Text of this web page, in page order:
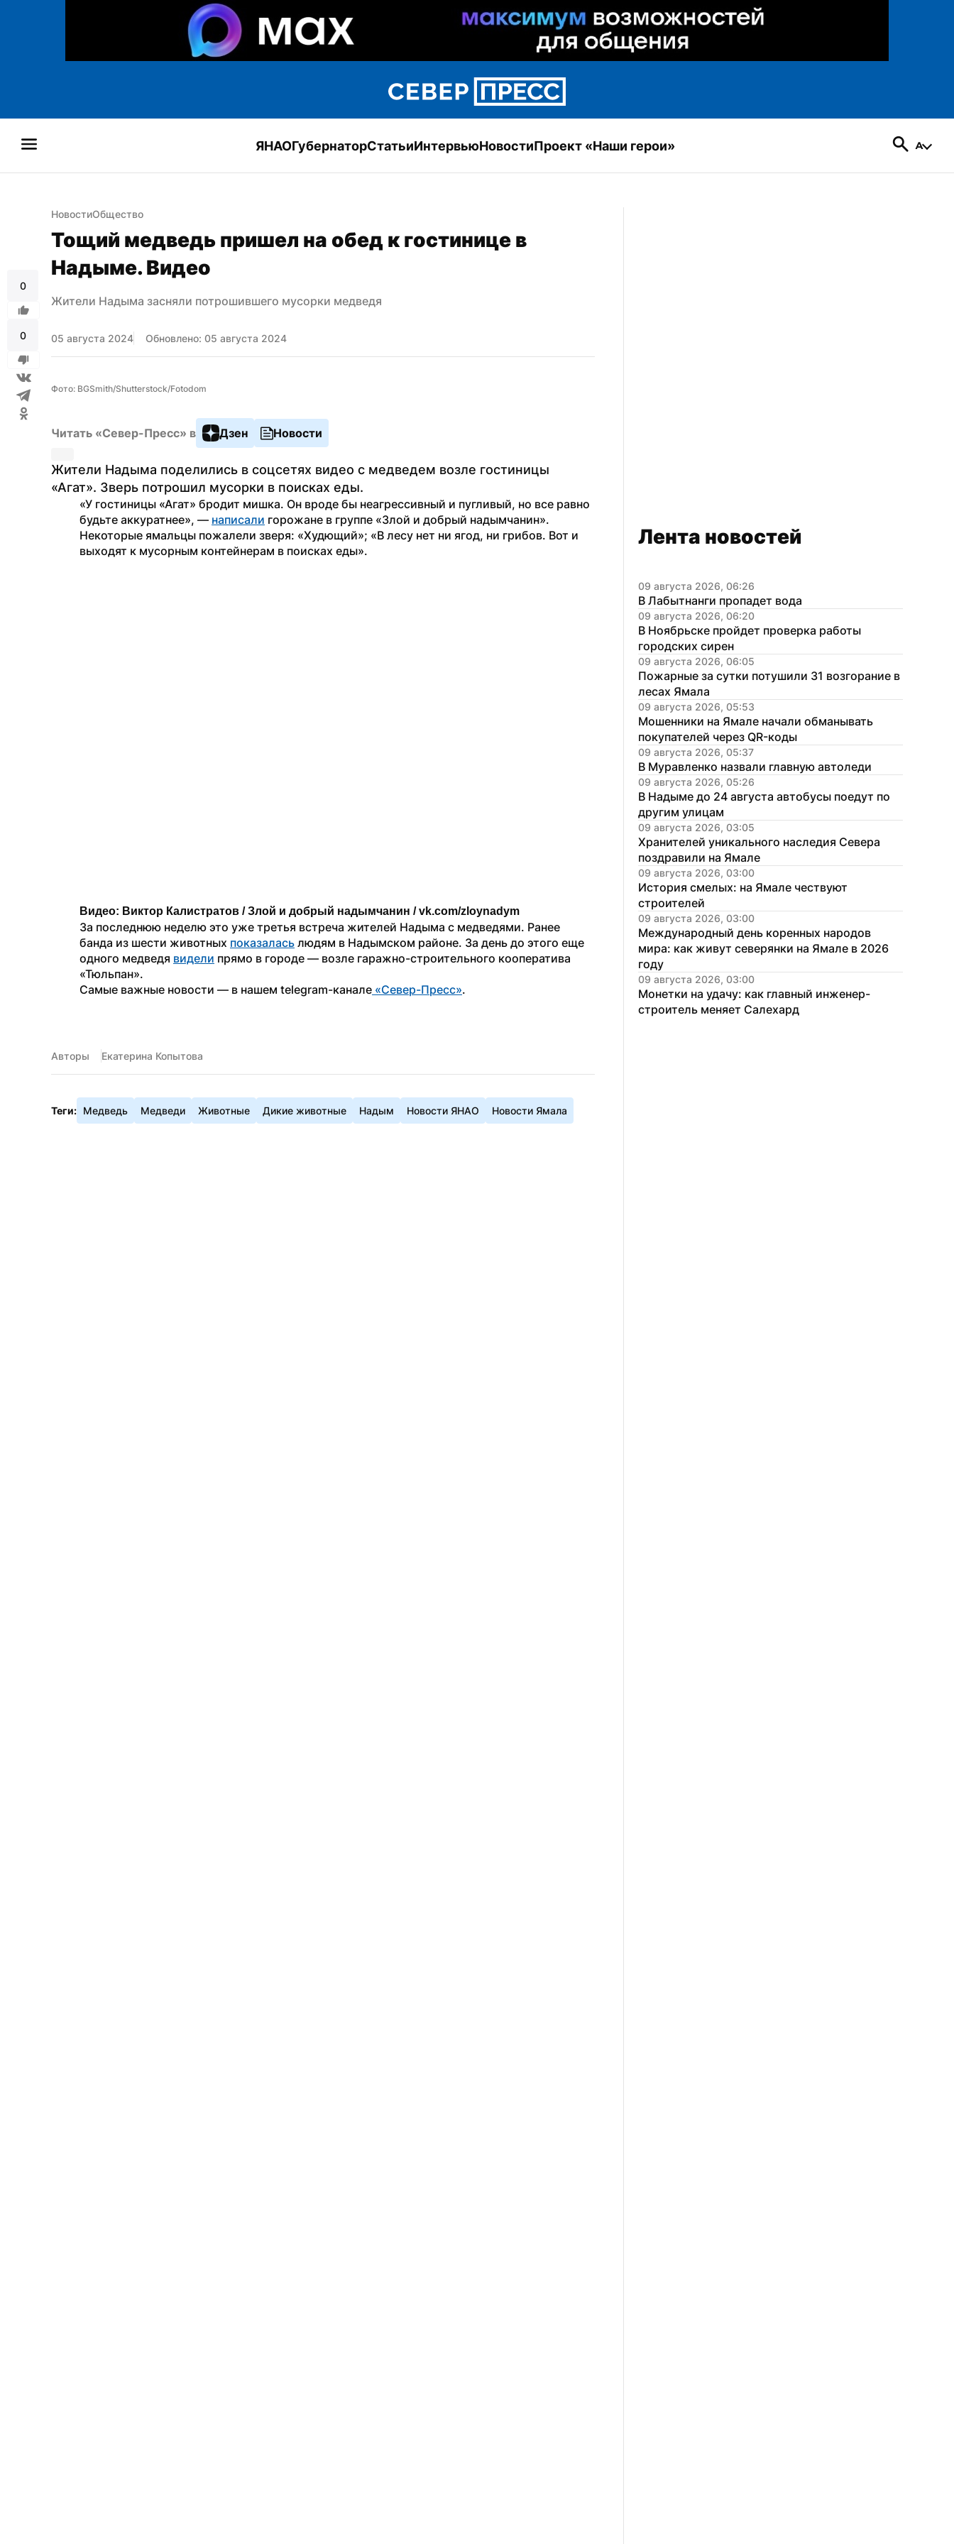
ЯНАОГубернаторСтатьиИнтервьюНовостиПроект «Наши герои»
0
0
НовостиОбщество
Тощий медведь пришел на обед к гостинице в
Надыме. Видео
Жители Надыма засняли потрошившего мусорки медведя
05 августа 2024 Обновлено: 05 августа 2024
Фото: BGSmith/Shutterstock/Fotodom
Читать «Север-Пресс» в Дзен Новости
Жители Надыма поделились в соцсетях видео с медведем возле гостиницы
«Агат». Зверь потрошил мусорки в поисках еды.
«У гостиницы «Агат» бродит мишка. Он вроде бы неагрессивный и пугливый, но все равно
будьте аккуратнее», — написали горожане в группе «Злой и добрый надымчанин».
Некоторые ямальцы пожалели зверя: «Худющий»; «В лесу нет ни ягод, ни грибов. Вот и
выходят к мусорным контейнерам в поисках еды».
Видео: Виктор Калистратов / Злой и добрый надымчанин / vk.com/zloynadym
За последнюю неделю это уже третья встреча жителей Надыма с медведями. Ранее
банда из шести животных показалась людям в Надымском районе. За день до этого еще
одного медведя видели прямо в городе — возле гаражно-строительного кооператива
«Тюльпан».
Самые важные новости — в нашем telegram-канале «Север-Пресс».
Авторы Екатерина Копытова
Теги: Медведь Медведи Животные Дикие животные Надым Новости ЯНАО Новости Ямала
Лента новостей
09 августа 2026, 06:26
В Лабытнанги пропадет вода
09 августа 2026, 06:20
В Ноябрьске пройдет проверка работы
городских сирен
09 августа 2026, 06:05
Пожарные за сутки потушили 31 возгорание в
лесах Ямала
09 августа 2026, 05:53
Мошенники на Ямале начали обманывать
покупателей через QR-коды
09 августа 2026, 05:37
В Муравленко назвали главную автоледи
09 августа 2026, 05:26
В Надыме до 24 августа автобусы поедут по
другим улицам
09 августа 2026, 03:05
Хранителей уникального наследия Севера
поздравили на Ямале
09 августа 2026, 03:00
История смелых: на Ямале чествуют
строителей
09 августа 2026, 03:00
Международный день коренных народов
мира: как живут северянки на Ямале в 2026
году
09 августа 2026, 03:00
Монетки на удачу: как главный инженер-
строитель меняет Салехард